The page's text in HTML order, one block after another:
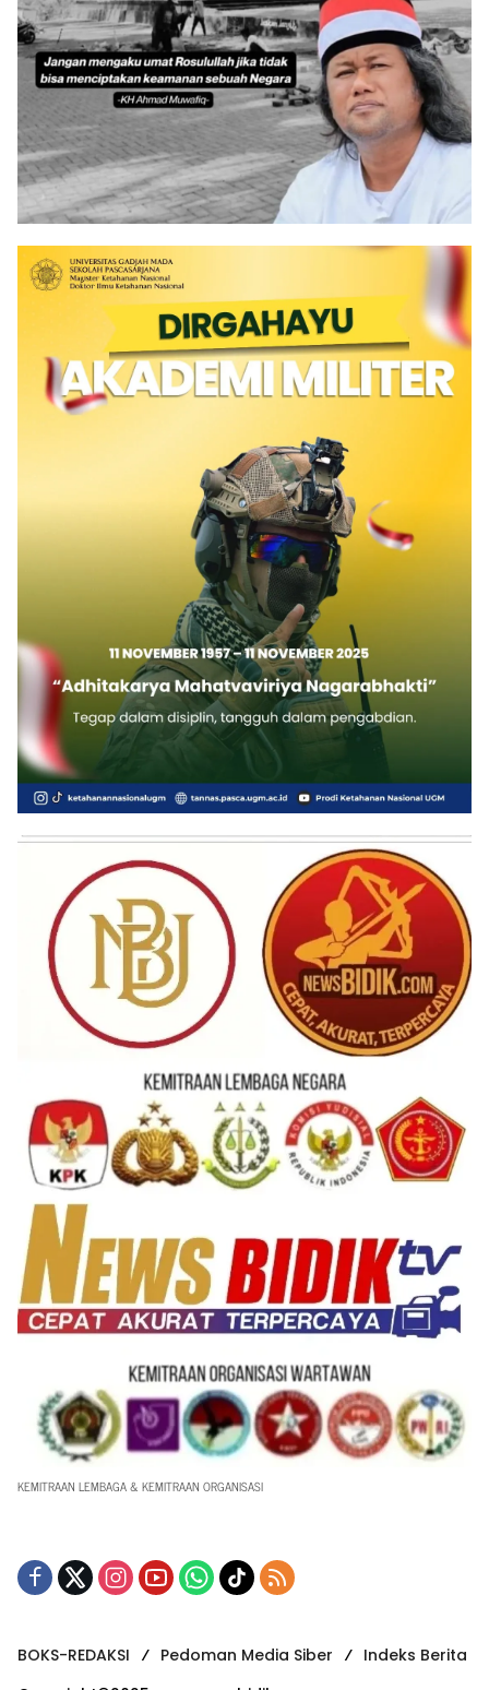
KEMITRAAN LEMBAGA & KEMITRAAN ORGANISASI
BOKS-REDAKSI Pedoman Media Siber
Indeks Berita